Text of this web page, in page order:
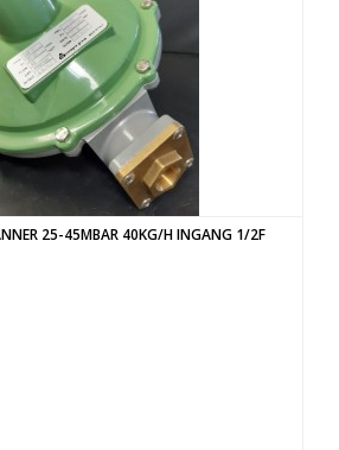
25-45MBAR 40KG/H INGANG 1/2F